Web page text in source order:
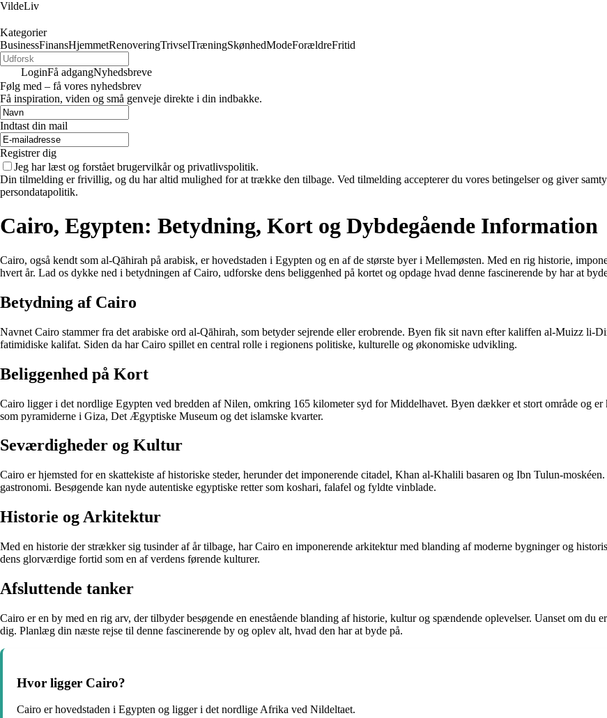
VildeLiv
Kategorier
BusinessFinansHjemmetRenoveringTrivselTræningSkønhedModeForældreFritid
LoginFå adgangNyhedsbreve
Følg med – få vores nyhedsbrev
Få inspiration, viden og små genveje direkte i din indbakke.
Indtast din mail
Registrer dig
Jeg har læst og forstået brugervilkår og privatlivspolitik.
Din tilmelding er frivillig, og du har altid mulighed for at trække den tilbage. Ved tilmelding accepterer du vores betingelser og giver
persondatapolitik.
Cairo, Egypten: Betydning, Kort og Dybdegående Information
Cairo, også kendt som al-Qāhirah på arabisk, er hovedstaden i Egypten og en af de største byer i Mellemøsten. Med en rig historie,
hvert år. Lad os dykke ned i betydningen af Cairo, udforske dens beliggenhed på kortet og opdage hvad denne fascinerende by har at
Betydning af Cairo
Navnet Cairo stammer fra det arabiske ord al-Qāhirah, som betyder sejrende eller erobrende. Byen fik sit navn efter kaliffen al-Muizz li-
fatimidiske kalifat. Siden da har Cairo spillet en central rolle i regionens politiske, kulturelle og økonomiske udvikling.
Beliggenhed på Kort
Cairo ligger i det nordlige Egypten ved bredden af Nilen, omkring 165 kilometer syd for Middelhavet. Byen dækker et stort område og
som pyramiderne i Giza, Det Ægyptiske Museum og det islamske kvarter.
Seværdigheder og Kultur
Cairo er hjemsted for en skattekiste af historiske steder, herunder det imponerende citadel, Khan al-Khalili basaren og Ibn Tulun-
gastronomi. Besøgende kan nyde autentiske egyptiske retter som koshari, falafel og fyldte vinblade.
Historie og Arkitektur
Med en historie der strækker sig tusinder af år tilbage, har Cairo en imponerende arkitektur med blanding af moderne bygninger og
dens glorværdige fortid som en af verdens førende kulturer.
Afsluttende tanker
Cairo er en by med en rig arv, der tilbyder besøgende en enestående blanding af historie, kultur og spændende oplevelser. Uanset om
dig. Planlæg din næste rejse til denne fascinerende by og oplev alt, hvad den har at byde på.
Hvor ligger Cairo?
Cairo er hovedstaden i Egypten og ligger i det nordlige Afrika ved Nildeltaet.